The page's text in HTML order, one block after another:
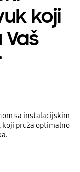
koji
sa instalacijskim
koji pruža optimalno